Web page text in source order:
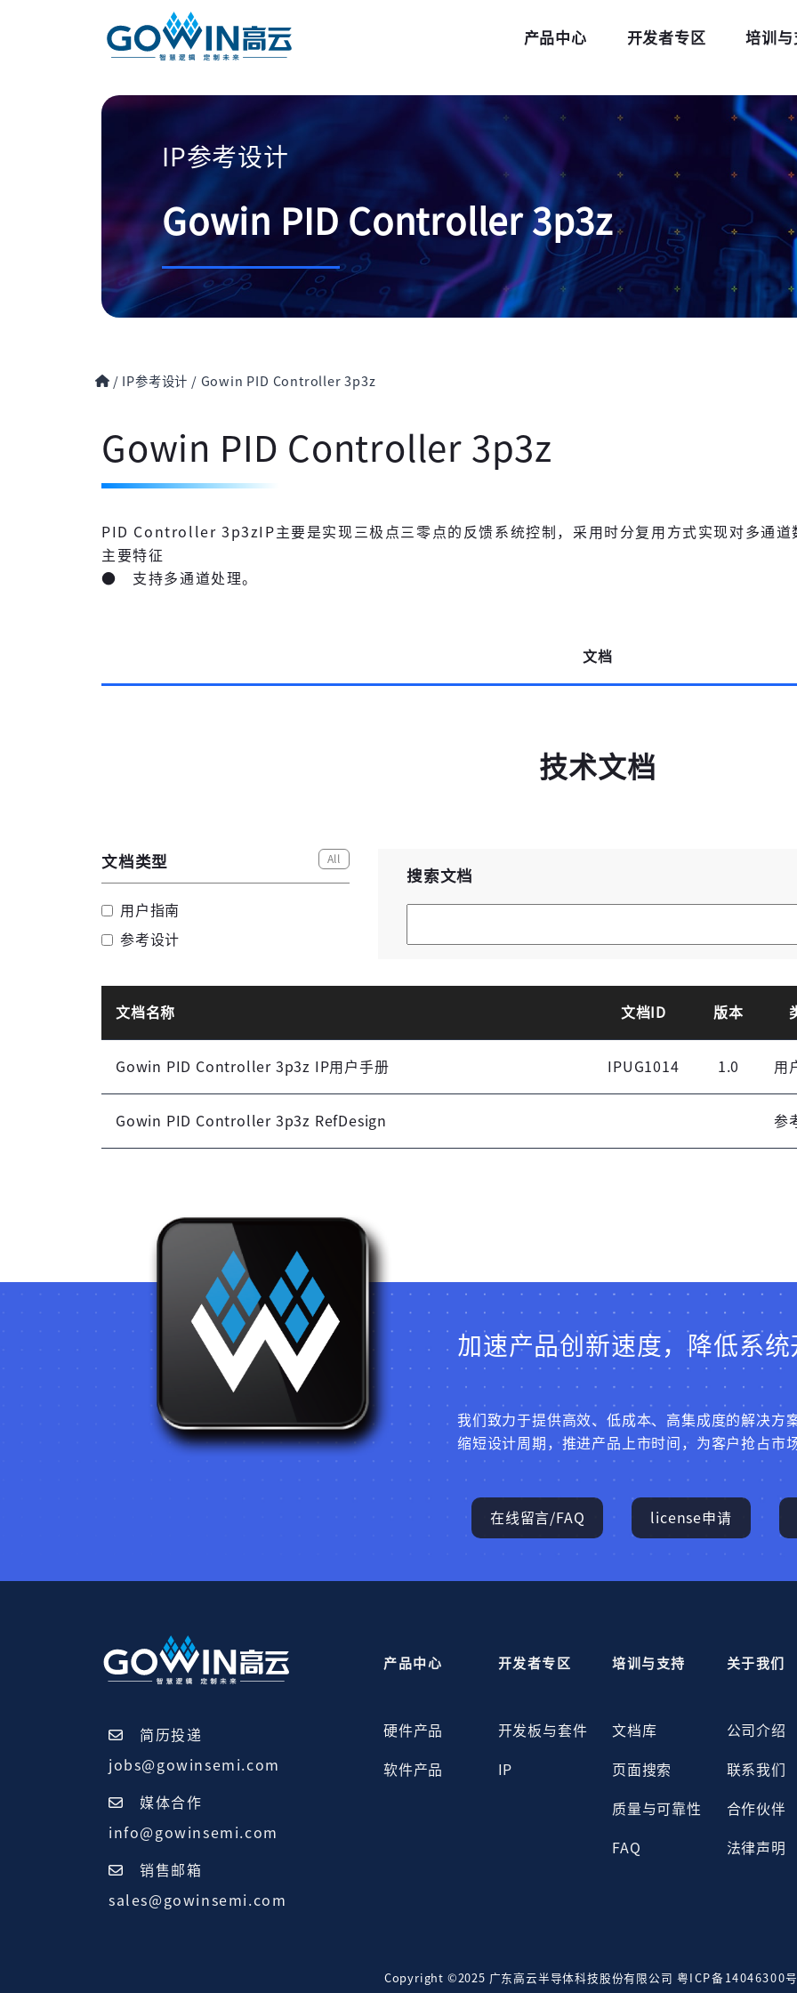
产品中心 开发者专区 培训与
高云搜索引擎
获取验证码
登录
IP参考设计
Gowin PID Controller 3p3z
/ IP参考设计 / Gowin PID Controller 3p3z
Gowin PID Controller 3p3z
PID Controller 3p3zIP主要是实现三极点三零点的反馈系统控制，采用时分复用方式实现对多通道
主要特征
● 支持多通道处理。
文档
技术文档
文档类型 All
用户指南
参考设计
搜索文档
文档名称 文档ID 版本
Gowin PID Controller 3p3z IP用户手册 IPUG1014 1.0 用
Gowin PID Controller 3p3z RefDesign 参
加速产品创新速度，降低系
我们致力于提供高效、低成本、高集成度的解决方
缩短设计周期，推进产品上市时间，为客户抢占市
在线留言/FAQ license申请
简历投递
jobs@gowinsemi.com
媒体合作
info@gowinsemi.com
销售邮箱
sales@gowinsemi.com
产品中心
硬件产品
软件产品
开发者专区
开发板与套件
IP
培训与支持
文档库
页面搜索
质量与可靠性
FAQ
关于我们
公司介绍
联系我们
合作伙伴
法律声明
Copyright ©2025 广东高云半导体科技股份有限公司 粤ICP备14046300